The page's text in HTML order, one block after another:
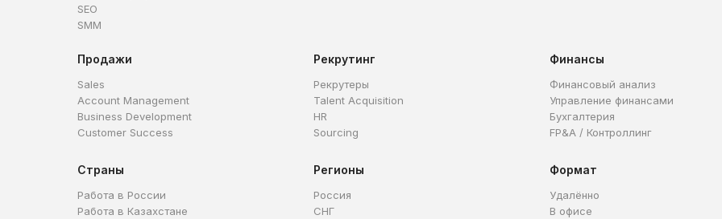
SEO
SMM
Продажи
Sales
Account Management
Business Development
Customer Success
Рекрутинг
Рекрутеры
Talent Acquisition
HR
Sourcing
Финансы
Финансовый анализ
Управление финансами
Бухгалтерия
FP&A / Контроллинг
Страны
Работа в России
Работа в Казахстане
Регионы
Россия
СНГ
Формат
Удалённо
В офисе